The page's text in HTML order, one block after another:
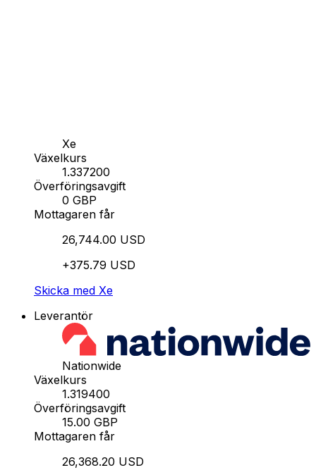
Xe
Växelkurs
1.337200
Överföringsavgift
0 GBP
Mottagaren får
26,744.00 USD
+375.79 USD
Skicka med Xe
Leverantör
Nationwide
Växelkurs
1.319400
Överföringsavgift
15.00 GBP
Mottagaren får
26,368.20 USD